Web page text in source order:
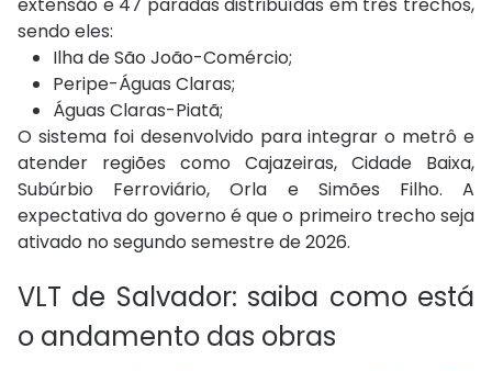
extensão e 47 paradas distribuídas em três trechos,
sendo eles:
Ilha de São João-Comércio;
Peripe-Águas Claras;
Águas Claras-Piatã;
O sistema foi desenvolvido para integrar o metrô e
atender regiões como Cajazeiras, Cidade Baixa,
Subúrbio Ferroviário, Orla e Simões Filho. A
expectativa do governo é que o primeiro trecho seja
ativado no segundo semestre de 2026.
VLT de Salvador: saiba como está
o andamento das obras